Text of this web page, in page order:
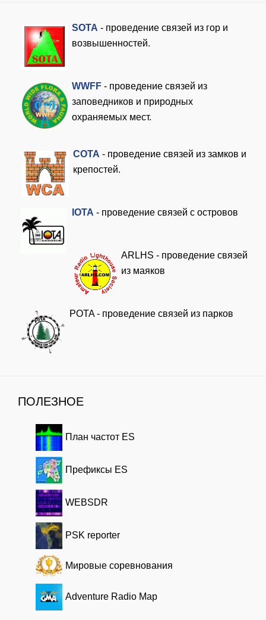
SOTA - проведение связей из гор и
возвышенностей.
WWFF - проведение связей из
заповедников и природных
охраняемых мест.
COTA - проведение связей из замков и
крепостей.
OTA - проведение связей с островов
ARLHS - проведение связей
из маяков
POTA - проведение связей из парков
ПОЛЕЗНОЕ
План частот ES
Префиксы ES
WEBSDR
PSK reporter
Мировые соревнования
Adventure Radio Map